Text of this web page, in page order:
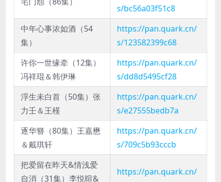
s/bc56a03f51c8
中年心事浓如酒（54
集）
https://pan.quark.cn/
s/123582399c68
许你一世缘牵（12集）
冯祥琨＆韩伊琳
https://pan.quark.cn/
s/dd8d5495cf28
浮生未白首（50集）张
力壬＆王槿
https://pan.quark.cn/
s/e27555bedb7a
逐华簪（80集）王嘉懋
＆戴琪轩
https://pan.quark.cn/
s/709c5b93cccb
把爱留在昨天&情浅爱
自消（31集）李悦暄&
https://pan.quark.cn/